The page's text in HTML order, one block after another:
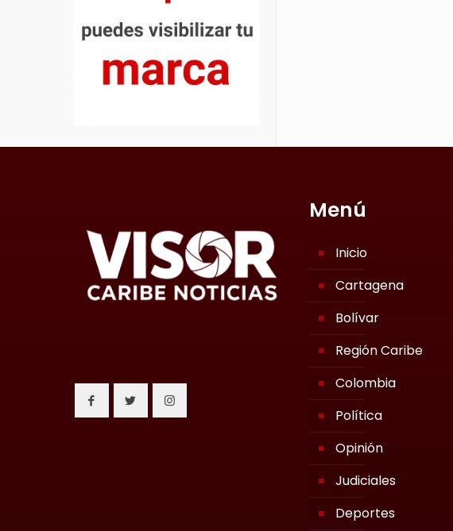
Menú
Inicio
Cartagena
Bolívar
Región Caribe
Colombia
Política
Opinión
Judiciales
Deportes